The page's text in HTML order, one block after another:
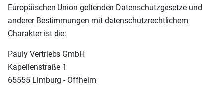
Europäischen Union geltenden Datenschutzgesetze und
anderer Bestimmungen mit datenschutzrechtlichem
Charakter ist die:
Pauly Vertriebs GmbH
Kapellenstraße 1
65555 Limburg - Offheim